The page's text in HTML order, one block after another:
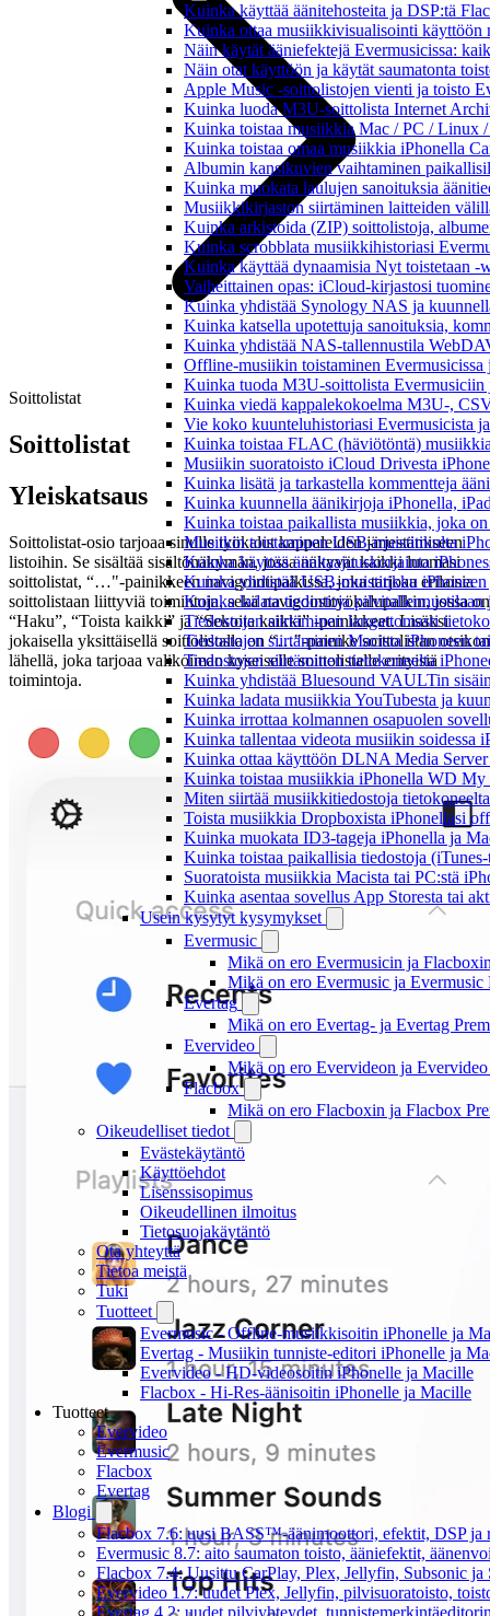
Kuinka käyttää äänitehosteita ja DSP:tä
Kuinka ottaa musiikkivisualisointi käyttöön
Näin käytät ääniefektejä Evermusicissa:
Näin otat käyttöön ja käytät saumatonta
Apple Music -soittolistojen vienti ja toisto
Kuinka luoda M3U-soittolista Internet
Kuinka toistaa musiikkia Mac / PC / Linux
Kuinka toistaa omaa musiikkia iPhonella
Albumin kansikuvien vaihtaminen
Kuinka muokata laulujen sanoituksia
Musiikkikirjaston siirtäminen laitteiden
Kuinka arkistoida (ZIP) soittolistoja,
Kuinka scrobblata musiikkihistoriasi
Kuinka käyttää dynaamisia Nyt toistetaan
Vaiheittainen opas: iCloud-kirjastosi
Kuinka yhdistää Synology NAS ja
Kuinka katsella upotettuja sanoituksia,
Kuinka yhdistää NAS-tallennustila
Offline-musiikin toistaminen
Kuinka tuoda M3U-soittolista Evermusiciin
Kuinka viedä kappalekokoelma M3U-,
Vie koko kuunteluhistoriasi Evermusicista
Kuinka toistaa FLAC (häviötöntä)
Musiikin suoratoisto iCloud Drivesta
Kuinka lisätä ja tarkastella kommentteja
Kuinka kuunnella äänikirjoja iPhonella,
Kuinka toistaa paikallista musiikkia, joka
Musiikin toistaminen USB-muistitikulta
Kuinka käyttää äänitaajuuskorjainta
Kuinka yhdistää USB-muistitikku
Kuinka ladata tiedostoja
Tiedostojen siirtäminen langattomasti
Tiedostojen siirtäminen Macista iPhoneen
Tiedostojen siirtäminen tietokoneelta
Kuinka yhdistää Bluesound VAULTin
Kuinka ladata musiikkia YouTubesta ja
Kuinka irrottaa kolmannen osapuolen
Kuinka tallentaa videota musiikin soidessa
Kuinka ottaa käyttöön DLNA Media Server
Kuinka toistaa musiikkia iPhonella WD My
Miten siirtää musiikkitiedostoja
Toista musiikkia Dropboxista iPhonellasi
Kuinka muokata ID3-tageja iPhonella ja
Kuinka toistaa paikallisia tiedostoja
Suoratoista musiikkia Macista tai PC:stä
Kuinka asentaa sovellus App Storesta tai
Usein kysytyt kysymykset
Evermusic
Mikä on ero Evermusicin ja
Mikä on ero Evermusic ja
Evertag
Mikä on ero Evertag- ja Evertag
Evervideo
Mikä on ero Evervideon ja
Flacbox
Mikä on ero Flacboxin ja Flacbox
Oikeudelliset tiedot
Evästekäytäntö
Käyttöehdot
Lisenssisopimus
Oikeudellinen ilmoitus
Tietosuojakäytäntö
Ota yhteyttä
Tietoa meistä
Tuki
Tuotteet
Evermusic - Offline-musiikkisoitin iPhonelle ja
Evertag - Musiikin tunniste-editori iPhonelle ja
Evervideo - HD-videosoitin iPhonelle ja Macille
Flacbox - Hi-Res-äänisoitin iPhonelle ja Macille
Tuotteet
Evervideo
Evermusic
Flacbox
Evertag
Blogi
Flacbox 7.6: uusi BASS™-äänimoottori, efektit, DSP ja
Evermusic 8.7: aito saumaton toisto, ääniefektit,
Flacbox 7.4: Uusittu CarPlay, Plex, Jellyfin, Subsonic ja
Evervideo 1.7: uudet Plex, Jellyfin, pilvisuoratoisto,
Evertag 4.2: uudet pilviyhteydet,
Soittolistat
Soittolistat
Yleiskatsaus
Soittolistat-osio tarjoaa sinulle työkalut kappaleiden järjestämiseen
listoihin. Se sisältää sisältönäkymän, jossa näkyvät kaikki luomasi
soittolistat, “…"-painikkeen navigointipalkissa, joka tarjoaa erilaisia
soittolistaan liittyviä toimintoja, sekä navigointityökalupalkin, jossa on
“Haku”, “Toista kaikki” ja “Sekoita kaikki” -painikkeet. Lisäksi
jokaisella yksittäisellä soittolistalla on “…"-painike soittolistan otsikon
lähellä, joka tarjoaa valikoiman kyseiselle soittolistalle erityisiä
toimintoja.